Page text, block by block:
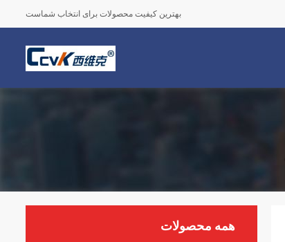
بهترین کیفیت محصولات برای انتخاب شماست
همه محصولات